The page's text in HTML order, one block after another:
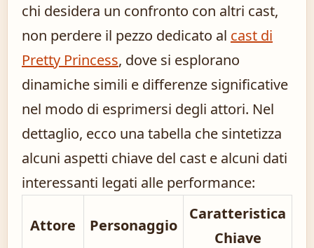
chi desidera un confronto con altri cast,
non perdere il pezzo dedicato al cast di
Pretty Princess, dove si esplorano
dinamiche simili e differenze significative
nel modo di esprimersi degli attori. Nel
dettaglio, ecco una tabella che sintetizza
alcuni aspetti chiave del cast e alcuni dati
interessanti legati alle performance:
Attore Personaggio
Caratteristica
Chiave